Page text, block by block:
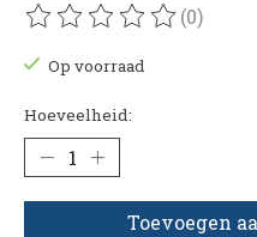
De beoordeling van dit
(0)
Op voorraad
Hoeveelheid:
Toevoegen